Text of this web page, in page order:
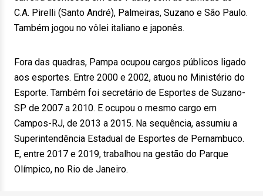
C.A. Pirelli (Santo André), Palmeiras, Suzano e São Paulo.
Também jogou no vôlei italiano e japonês.
Fora das quadras, Pampa ocupou cargos públicos ligado
aos esportes. Entre 2000 e 2002, atuou no Ministério do
Esporte. Também foi secretário de Esportes de Suzano-
SP de 2007 a 2010. E ocupou o mesmo cargo em
Campos-RJ, de 2013 a 2015. Na sequência, assumiu a
Superintendência Estadual de Esportes de Pernambuco.
E, entre 2017 e 2019, trabalhou na gestão do Parque
Olímpico, no Rio de Janeiro.